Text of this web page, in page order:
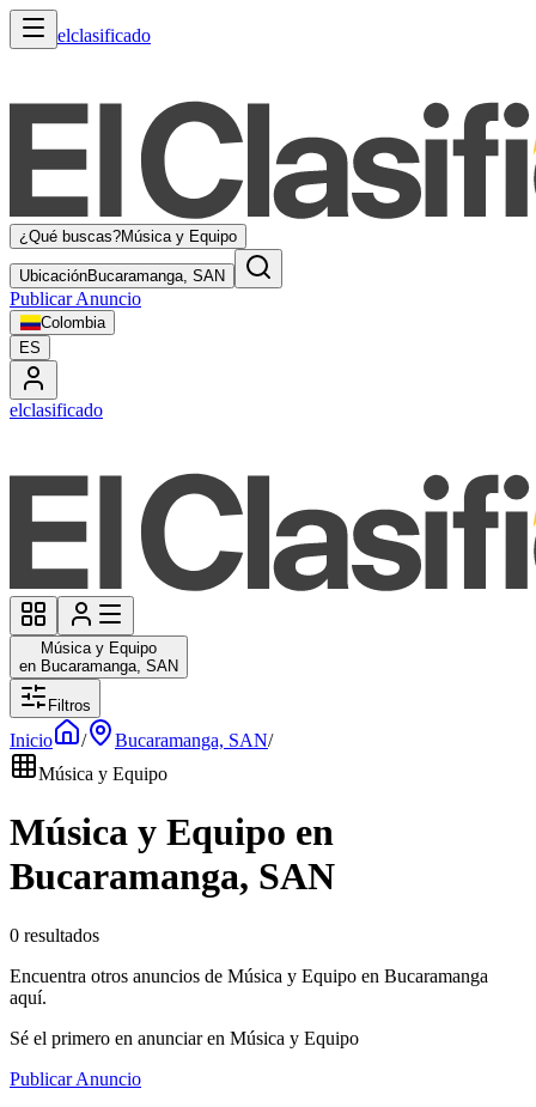
elclasificado
¿Qué buscas?Música y Equipo
UbicaciónBucaramanga, SAN
Publicar Anuncio
Colombia
ES
elclasificado
Música y Equipo
en Bucaramanga, SAN
Filtros
Inicio / Bucaramanga, SAN/
Música y Equipo
Música y Equipo en
Bucaramanga, SAN
0 resultados
Encuentra otros anuncios de Música y Equipo en Bucaramanga
aquí.
Sé el primero en anunciar en Música y Equipo
Publicar Anuncio